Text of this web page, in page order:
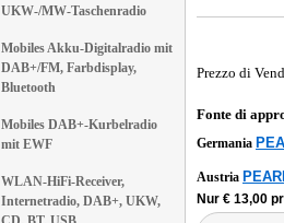
UKW-/MW-Taschenradio
Mobiles Akku-Digitalradio mit
DAB+/FM, Farbdisplay,
Bluetooth
Mobiles DAB+-Kurbelradio
mit EWF
WLAN-HiFi-Receiver,
Internetradio, DAB+, UKW,
Prezzo di
Fonte di
Germania
Austria
Nur € 13,00